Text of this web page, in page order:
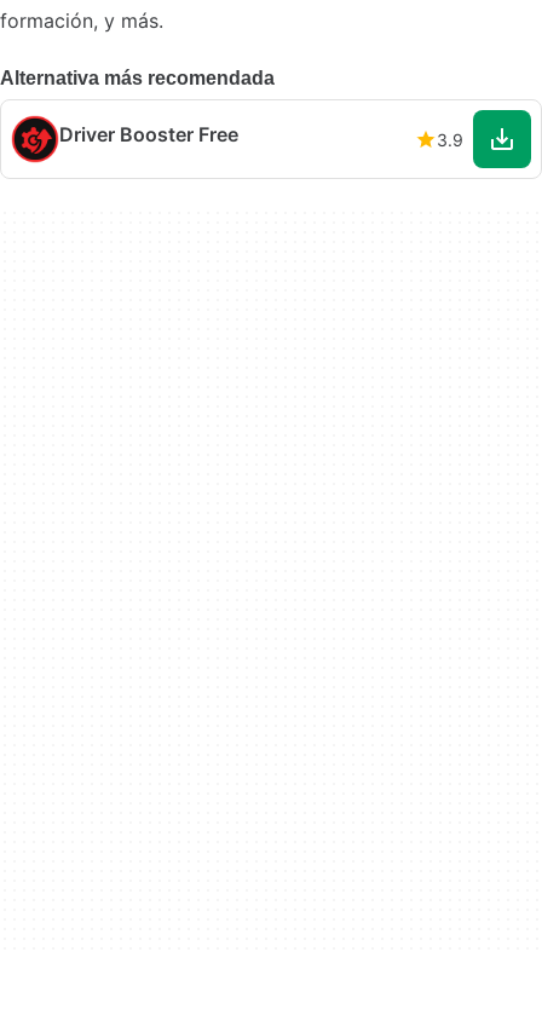
formación, y más.
Alternativa más recomendada
Driver Booster Free 3.9